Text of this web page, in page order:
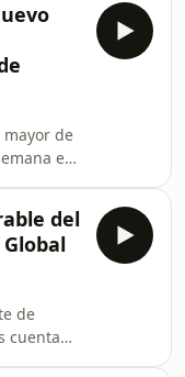
de
e
en la
junto a
con
del
de
cuenta